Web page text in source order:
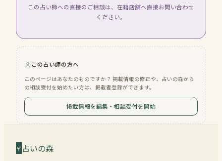
この占い師への直接のご相談は、在籍店舗へ直接お問い合わせ
ください。
この占い師の方へ
このページはあなたのものですか？ 掲載情報の修正や、占いの森から
の相談受付を始めたい方は、掲載者登録ができます。
掲載情報を編集・相談受付を開始
占いの森